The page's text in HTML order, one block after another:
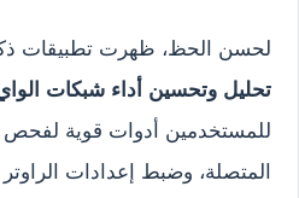
لحسن الحظ، ظهرت تطبيقات
تحليل وتحسين أداء شبكات
للمستخدمين أدوات قوية لفحص
المتصلة، وضبط إعدادات